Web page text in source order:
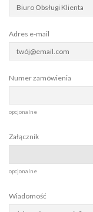
Adres e-mail
Numer zamówienia
opcjonalne
Załącznik
opcjonalne
Wiadomość